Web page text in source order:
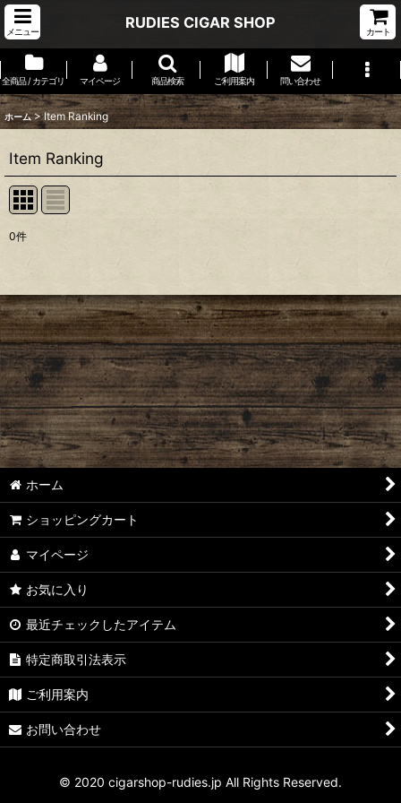
メニュー
RUDIES CIGAR SHOP
カート
全商品 / カテゴリ マイページ 商品検索 ご利用案内 問い合わせ
ホーム > Item Ranking
Item Ranking
0件
ホーム
ショッピングカート
マイページ
お気に入り
最近チェックしたアイテム
特定商取引法表示
ご利用案内
お問い合わせ
© 2020 cigarshop-rudies.jp All Rights Reserved.